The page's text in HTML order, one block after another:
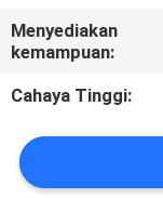
BERITA
QUOTE
REQUEST
SUATU
Menyediakan
kemampuan:
Cahaya Tinggi: